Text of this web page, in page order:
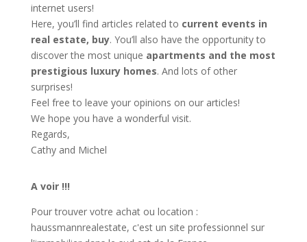
internet users!
Here, you’ll find articles related to current events in
real estate, buy. You’ll also have the opportunity to
discover the most unique apartments and the most
prestigious luxury homes. And lots of other
surprises!
Feel free to leave your opinions on our articles!
We hope you have a wonderful visit.
Regards,
Cathy and Michel
A voir !!!
Pour trouver votre achat ou location :
haussmannrealestate, c'est un site professionnel sur